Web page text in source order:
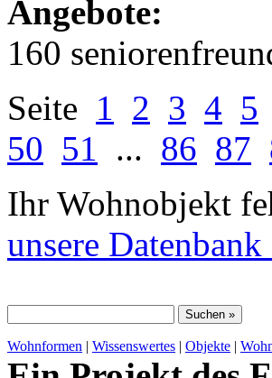
Angebote:
160
Seite 1 2 3 4 5
50 51 ... 86 87
Ihr Wohnobjekt
unsere Datenbank
Wohnformen | Wissenswertes | Objekte |